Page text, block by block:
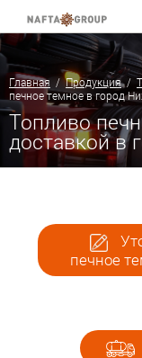
Главная /Продукция/
печное темное в город
Топливо
доставкой в
печное